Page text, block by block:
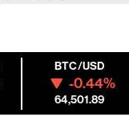
BTC/USD
-0.44%
64,501.89